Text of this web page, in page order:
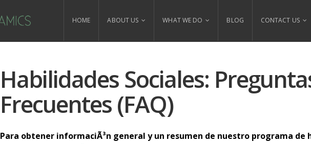
HOME ABOUT US WHAT WE DO BLOG CONTACT US
Habilidades Sociales:
Frecuentes (FAQ)
Para obtener informaciÃ³n general y un resumen de nuestro programa de